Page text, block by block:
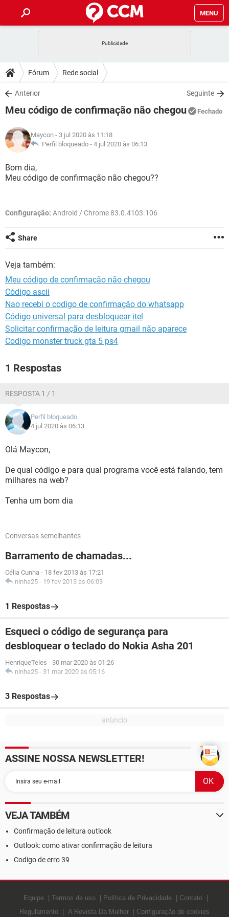
MENU
CELULAR
OUTLOOK
INSTAGRAM GMAIL
GUIA DE COMPRAS
DICAS
JOGOS
INSTAGRAM
GUIA DE COMPRAS
DOWNLOADS
JOGOS WHATSAPP
CELULAR
OUTLOOK EXCEL
INSTAGRAM
GUIA DE COMPRAS
JOGOS
CELULAR
OUTLOOK
GLOSSÁRIO
JOGOS
CELULAR FACEBOOK
INSTAGRAM GMAIL
GUIA DE COMPRAS
Fórum Rede social
Anterior Seguinte
Meu código de confirmação não chegou Fechado
Maycon - 3 jul 2020 às 11:18
Perfil bloqueado - 4 jul 2020 às 06:13
Bom dia,
Meu código de confirmação não chegou??
Configuração: Android / Chrome 83.0.4103.106
Share
Veja também:
Meu código de confirmação não chegou
Código ascii
Nao recebi o codigo de confirmação do whatsapp
Código universal para desbloquear itel
Solicitar confirmação de leitura gmail não aparece
Codigo monster truck gta 5 ps4
1 Respostas
RESPOSTA 1 / 1
Perfil bloqueado
4 jul 2020 às 06:13
Olá Maycon,
De qual código e para qual programa você está falando, tem
milhares na web?
Tenha um bom dia
Conversas semelhantes
Barramento de chamadas...
Célia Cunha - 18 fev 2013 às 17:21
ninha25 - 19 fev 2013 às 06:03
1 Respostas
Esqueci o código de segurança para
desbloquear o teclado do Nokia Asha 201
HenriqueTeles - 30 mar 2020 às 01:26
ninha25 - 31 mar 2020 às 05:16
3 Respostas
ASSINE NOSSA NEWSLETTER!
VEJA TAMBÉM
Confirmação de leitura outlook
Outlook: como ativar confirmação de leitura
Codigo de erro 39
Equipe Termos de uso Política de Privacidade
Contato
Regulamento
A Revista Da Mulher Configuração de cookies